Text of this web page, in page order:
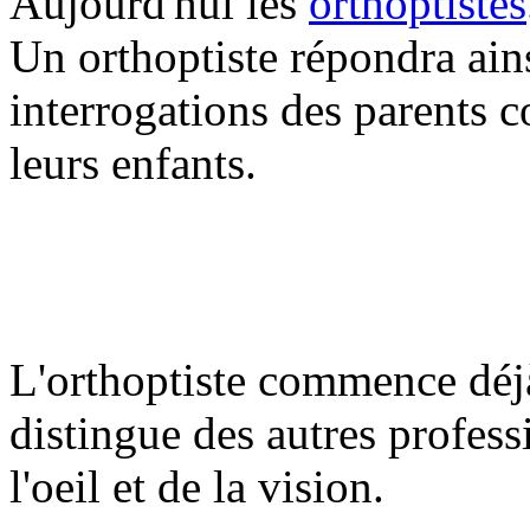
Un orthoptiste répondra
interrogations des parents
leurs enfants.
L'orthoptiste commence
distingue des autres
l'oeil et de la vision.